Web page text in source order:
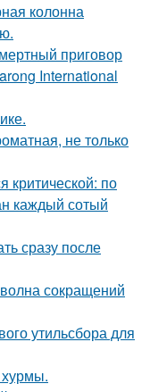
колонна
приговор
International
не только
критической: по
каждый сотый
сразу после
сокращений
утильсбора для
хурмы.